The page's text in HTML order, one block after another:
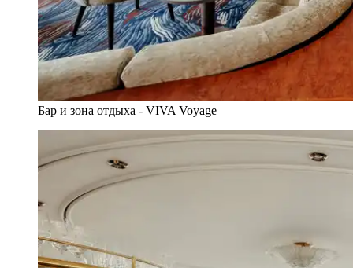
Бар и зона отдыха - VIVA Voyage